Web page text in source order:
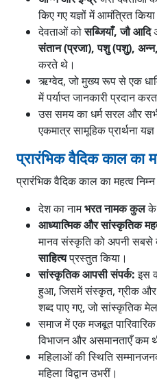
किए गए यज्ञों में आमंत्रित
देवताओं कोसब्जियाँ, जौ आदि
संतान (प्रजा), पशु (पशु),
करते थे।
ऋग्वेद, जो मुख्य रूप से एक
में पर्याप्त जानकारी प्रदान
उस समय का धर्म सरल और
एकमात्र सामूहिक प्रार्थना
प्रारंभिक वैदिक काल का
प्रारंभिक वैदिक काल का महत्व
देश का नामभरत नामक कुलके
आध्यात्मिक और सांस्कृतिक
मानव संस्कृति को अपनी सबसे
साहित्यप्रस्तुत किया।
सांस्कृतिक आपसी संपर्क:इस
हुआ, जिसमें संस्कृत, ग्रीक और
शब्द पाए गए, जो सांस्कृतिक
समाज में एक मजबूत
विभाजन और असमानताएँ कम
महिलाओं की स्थिति
महिला विद्वान उभरीं।